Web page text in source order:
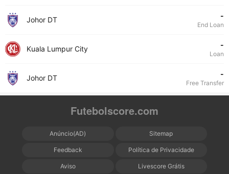
Johor DT -
End Loan
Kuala Lumpur City -
Loan
Johor DT -
Free Transfer
Futebolscore.com
Anúncio(AD) Sitemap
Feedback Política de Privacidade
Aviso Livescore Grátis